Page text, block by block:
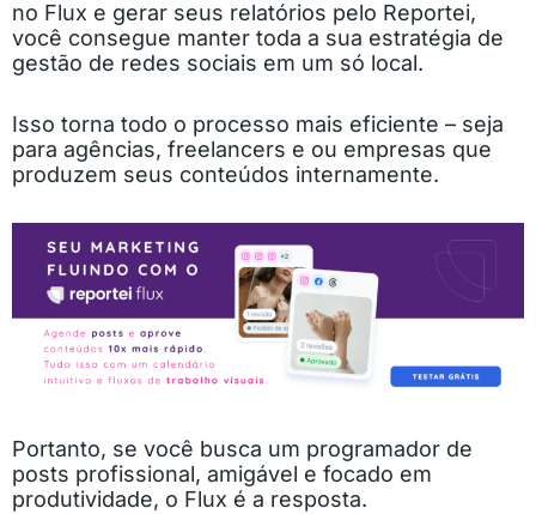
no Flux e gerar seus relatórios pelo Reportei,
você consegue manter toda a sua estratégia de
gestão de redes sociais em um só local.
Isso torna todo o processo mais eficiente – seja
para agências, freelancers e ou empresas que
produzem seus conteúdos internamente.
Portanto, se você busca um programador de
posts profissional, amigável e focado em
produtividade, o Flux é a resposta.